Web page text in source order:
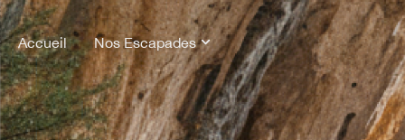
Accueil Nos Escapades